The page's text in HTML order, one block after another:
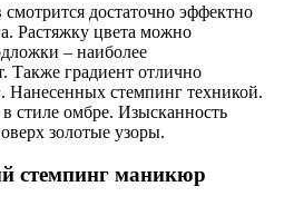
достаточно эффектно
Растяжку цвета можно
– наиболее
Также градиент отлично
Нанесенных стемпинг техникой.
стиле омбре. Изысканность
золотые узоры.
стемпинг маникюр